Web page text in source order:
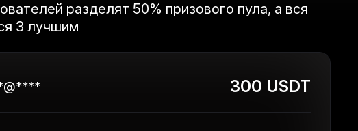
разделят 50% призового пула, а вся
3 лучшим
300 USDT
20 USDT для легкого